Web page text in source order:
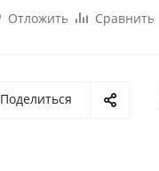
Отложить Сравнить
Поделиться